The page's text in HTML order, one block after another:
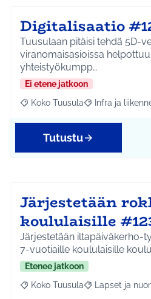
Digitalisaatio
Tuusulaan pitäisi tehdä 5D-
viranomaisasioissa
yhteistyökumpp…
Ei etene jatkoon
Rajaa tulokset aihepiirin mukaan:
Koko Tuusula Rajaa tulokset
Infra ja
Tutustu
Järjestetään
koululaisille
Järjestetään iltapäiväkerho-
7-vuotiaille koululaisille
Etenee jatkoon
Rajaa tulokset aihepiirin mukaan:
Koko Tuusula Rajaa tulokset
Lapset ja